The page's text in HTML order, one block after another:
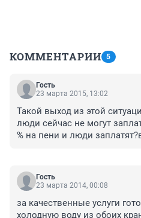
КОММЕНТАРИИ 5
Гость
23 марта 2015, 13:02
Такой выход из этой
люди сейчас не могут
% на пени и люди
больше людей в долги
справедливо и ненадо
законопроект в силу,кто за
Гость
23 марта 2014, 00:08
за качественные услуги
холодную воду из обоих